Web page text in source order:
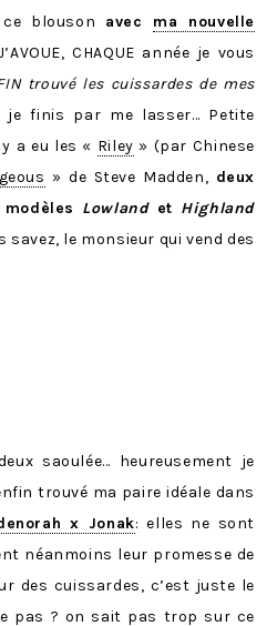
ce blouson avec ma nouvelle
CHAQUE année je vous
trouvé les cuissardes de mes
finis par me lasser… Petite
a eu les « Riley » (par Chinese
» de Steve Madden, deux
Lowlandet Highland
savez, le monsieur qui vend des
saoulée… heureusement je
trouvé ma paire idéale dans
x Jonak: elles ne sont
néanmoins leur promesse de
des cuissardes, c’est juste le
pas ? on sait pas trop sur ce